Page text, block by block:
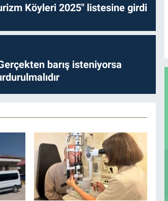
Köyleri 2025" listesine girdi
barış isteniyorsa